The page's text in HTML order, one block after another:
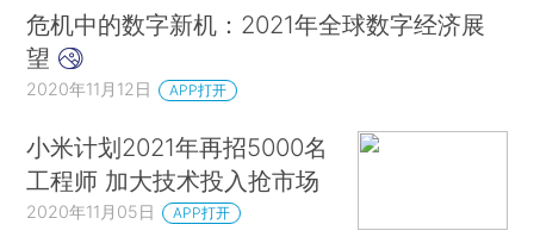
危机中的数字新机：2021年全球数字经济展
望
2020年11月12日 APP打开
小米计划2021年再招5000名
工程师 加大技术投入抢市场
2020年11月05日 APP打开